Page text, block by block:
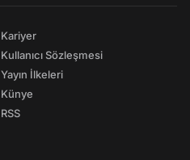
Kariyer
Kullanıcı Sözleşmesi
Yayın İlkeleri
Künye
RSS